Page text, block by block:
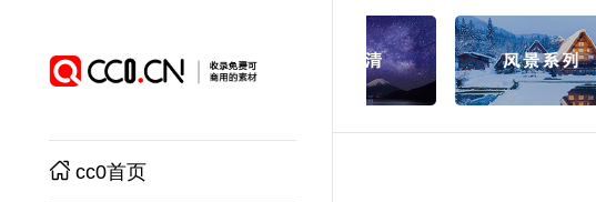
cc0首页